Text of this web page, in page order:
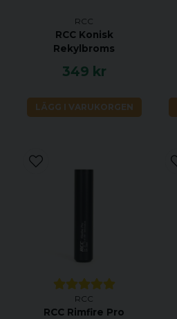
RCC
RCC Konisk
Rekylbroms
349 kr
LÄGG I VARUKORGEN
RCC
RCC Rimfire Pro